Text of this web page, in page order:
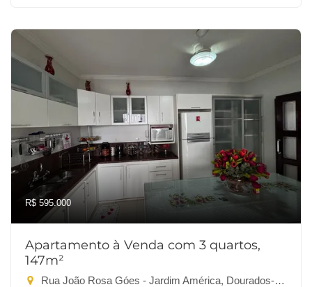
R$ 595.000
Apartamento à Venda com 3 quartos,
147m²
Rua João Rosa Góes - Jardim América, Dourados-MS